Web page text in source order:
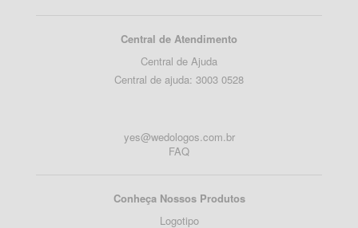
Central de Atendimento
Central de Ajuda
Central de ajuda: 3003 0528
yes@wedologos.com.br
FAQ
Conheça Nossos Produtos
Logotipo